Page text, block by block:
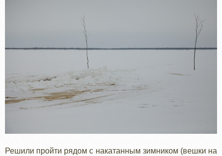
Решили пройти рядом с накатанным зимником (вешки на